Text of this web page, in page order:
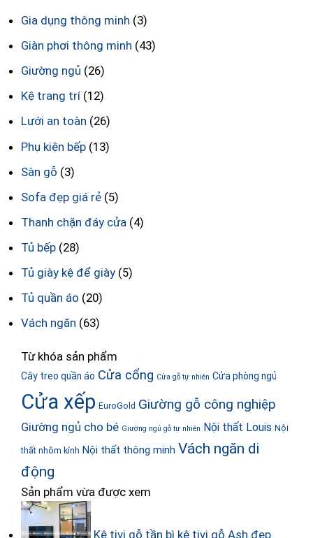
Gia dụng thông minh (3)
Giàn phơi thông minh (43)
Giường ngủ (26)
Kệ trang trí (12)
Lưới an toàn (26)
Phụ kiện bếp (13)
Sàn gỗ (3)
Sofa đẹp giá rẻ (5)
Thanh chặn đáy cửa (4)
Tủ bếp (28)
Tủ giày kệ để giày (5)
Tủ quần áo (20)
Vách ngăn (63)
Từ khóa sản phẩm
Cây treo quần áo Cửa cổng Cửa gỗ tự nhiên Cửa phòng ngủ
Cửa xếp EuroGold Giường gỗ công nghiệp
Giường ngủ cho bé Giường ngủ gỗ tự nhiên Nội thất Louis Nội
thất nhôm kính Nội thất thông minh Vách ngăn di
động
Sản phẩm vừa được xem
Kệ tivi gỗ tần bì kệ tivi gỗ Ash đẹp